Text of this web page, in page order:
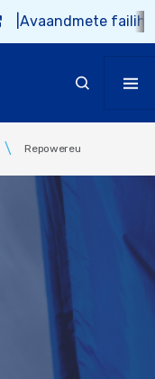
Avaandmete
Repowereu